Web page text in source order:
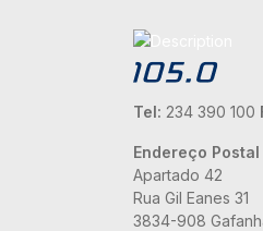
Tel: 234 390 100
Endereço Postal
Apartado 42
Rua Gil Eanes 31
3834-908